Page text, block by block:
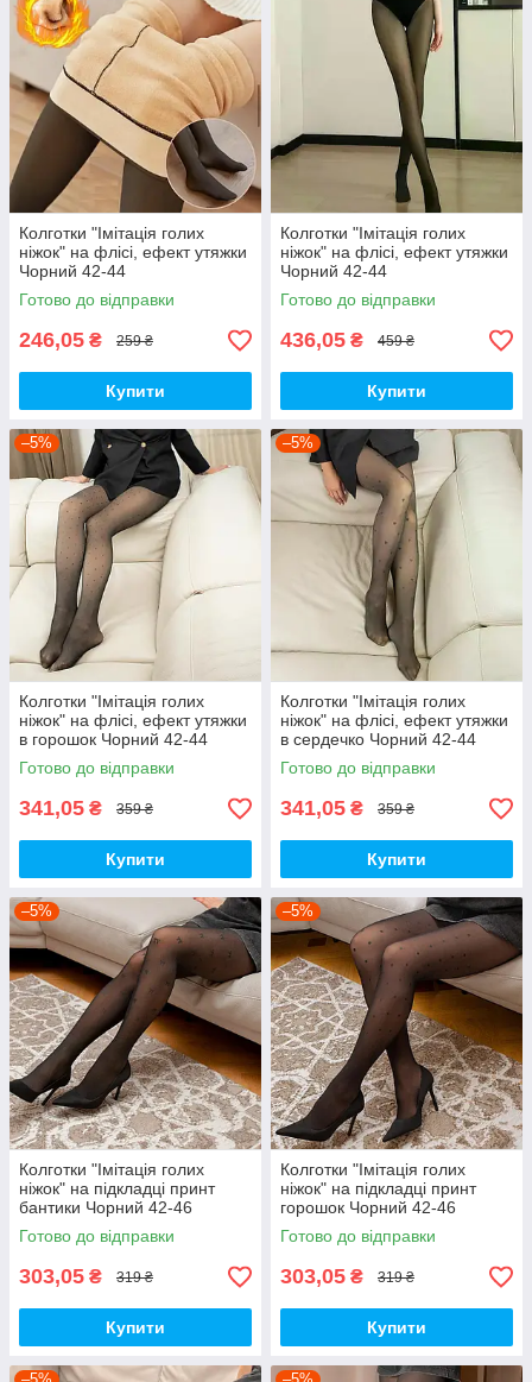
Колготки "Імітація голих
ніжок" на флісі, ефект утяжки
Чорний 42-44
Готово до відправки
246,05 ₴ 259 ₴
Купити
Колготки "Імітація голих
ніжок" на флісі, ефект утяжки
Чорний 42-44
Готово до відправки
436,05 ₴ 459 ₴
Купити
–5%
Колготки "Імітація голих
ніжок" на флісі, ефект утяжки
в горошок Чорний 42-44
Готово до відправки
341,05 ₴ 359 ₴
Купити
–5%
Колготки "Імітація голих
ніжок" на флісі, ефект утяжки
в сердечко Чорний 42-44
Готово до відправки
341,05 ₴ 359 ₴
Купити
–5%
Колготки "Імітація голих
ніжок" на підкладці принт
бантики Чорний 42-46
Готово до відправки
303,05 ₴ 319 ₴
Купити
–5%
Колготки "Імітація голих
ніжок" на підкладці принт
горошок Чорний 42-46
Готово до відправки
303,05 ₴ 319 ₴
Купити